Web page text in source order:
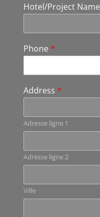
Hotel/Project Name
Phone *
Address *
Adresse ligne 1
Adresse ligne 2
Ville